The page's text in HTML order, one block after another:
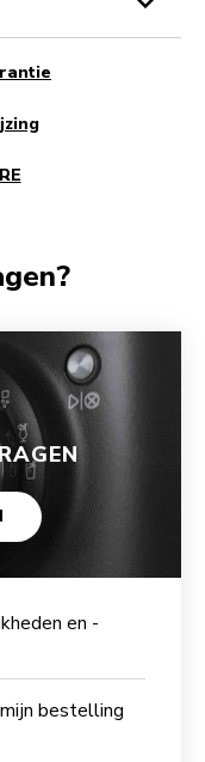
en -
bestelling